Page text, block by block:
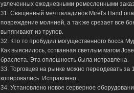
увлеченных ежедневными ремесленными
31. Священный меч паладинов Mirel's Hand
повреждение молнией, а так же срезает все
вытягивают из трупов.
32. Кто то пробудил могущественного босса
Как выяснилось, сотканная светлым магом
браслета. Эта оплошность была исправлена.
33. Торговцев на рынке можно переодевать за
копировались. Исправлено.
34. Установлено новое серверное